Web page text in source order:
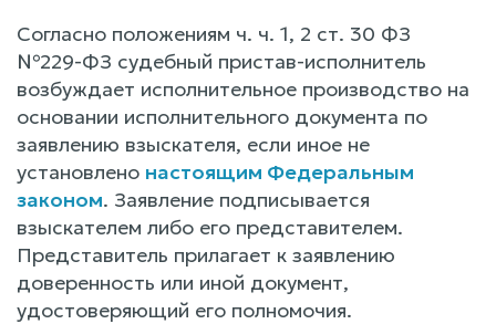
Согласно положениям ч. ч. 1, 2 ст. 30 ФЗ
№229-ФЗ судебный пристав-исполнитель
возбуждает исполнительное производство на
основании исполнительного документа по
заявлению взыскателя, если иное не
установлено настоящим Федеральным
законом. Заявление подписывается
взыскателем либо его представителем.
Представитель прилагает к заявлению
доверенность или иной документ,
удостоверяющий его полномочия.